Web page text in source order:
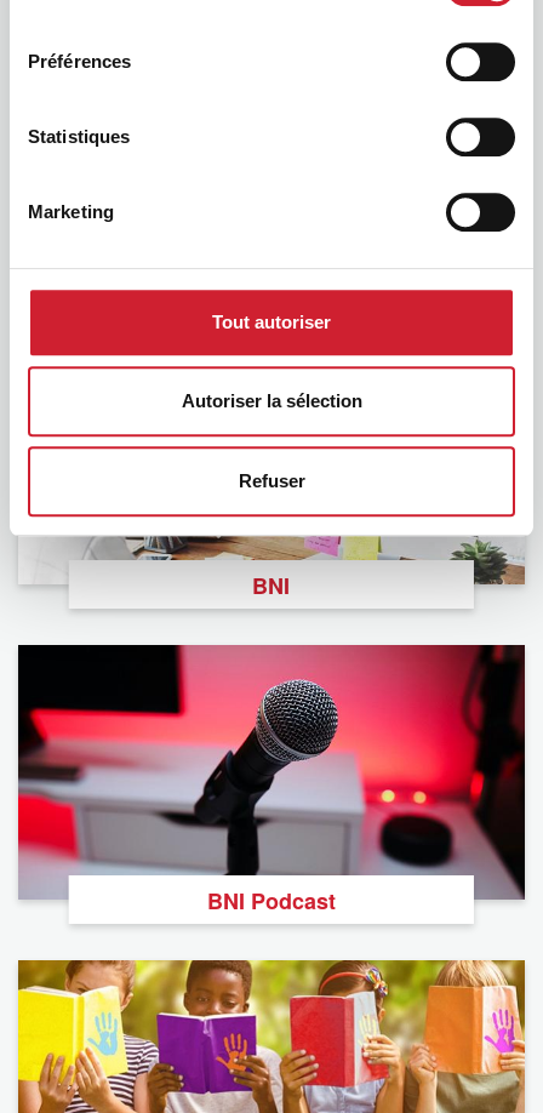
Préférences
Statistiques
Marketing
Tout autoriser
Autoriser la sélection
Refuser
Calendrier des événements
BNI
BNI Podcast